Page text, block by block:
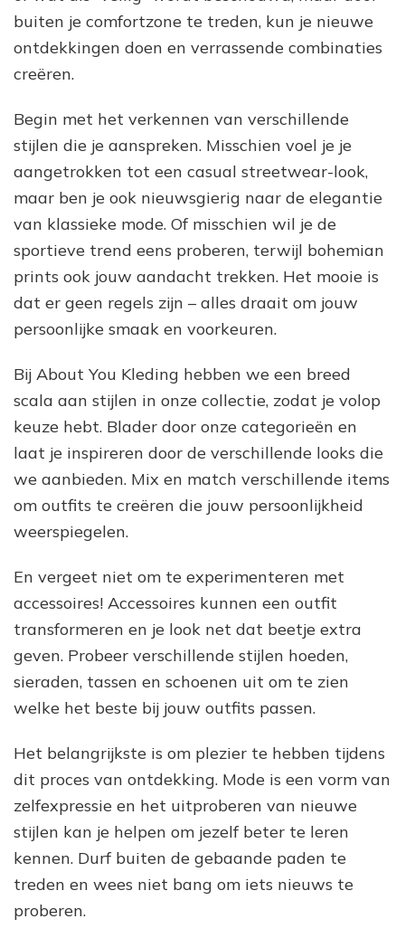
buiten je comfortzone te treden, kun je nieuwe
ontdekkingen doen en verrassende combinaties
creëren.
Begin met het verkennen van verschillende
stijlen die je aanspreken. Misschien voel je je
aangetrokken tot een casual streetwear-look,
maar ben je ook nieuwsgierig naar de elegantie
van klassieke mode. Of misschien wil je de
sportieve trend eens proberen, terwijl bohemian
prints ook jouw aandacht trekken. Het mooie is
dat er geen regels zijn – alles draait om jouw
persoonlijke smaak en voorkeuren.
Bij About You Kleding hebben we een breed
scala aan stijlen in onze collectie, zodat je volop
keuze hebt. Blader door onze categorieën en
laat je inspireren door de verschillende looks die
we aanbieden. Mix en match verschillende items
om outfits te creëren die jouw persoonlijkheid
weerspiegelen.
En vergeet niet om te experimenteren met
accessoires! Accessoires kunnen een outfit
transformeren en je look net dat beetje extra
geven. Probeer verschillende stijlen hoeden,
sieraden, tassen en schoenen uit om te zien
welke het beste bij jouw outfits passen.
Het belangrijkste is om plezier te hebben tijdens
dit proces van ontdekking. Mode is een vorm van
zelfexpressie en het uitproberen van nieuwe
stijlen kan je helpen om jezelf beter te leren
kennen. Durf buiten de gebaande paden te
treden en wees niet bang om iets nieuws te
proberen.